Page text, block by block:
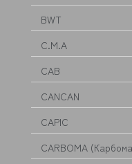
BWT
C.M.A
CAB
CANCAN
CAPIC
CARBOMA